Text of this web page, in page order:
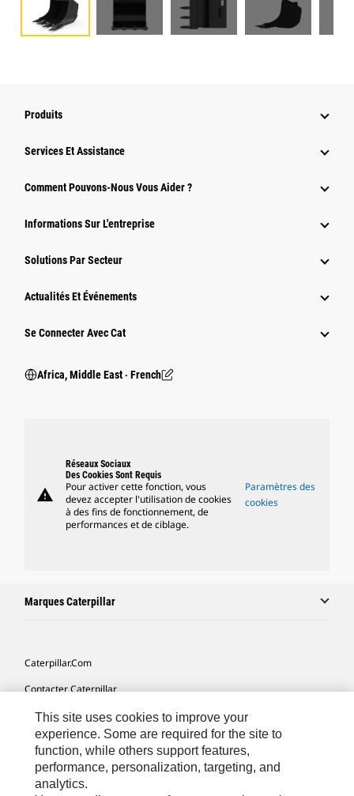
Produits
Services Et Assistance
Comment Pouvons-Nous Vous Aider ?
Informations Sur L'entreprise
Solutions Par Secteur
Actualités Et Événements
Se Connecter Avec Cat
Africa, Middle East ‧ French
warning
Réseaux Sociaux
Des Cookies Sont Requis
Pour activer cette fonction, vous
devez accepter l'utilisation de cookies
à des fins de fonctionnement, de
performances et de ciblage.
Paramètres des
cookies
Marques Caterpillar
Caterpillar.com
Contacter Caterpillar
Mes Préférences Marketing
Plan Du Site
Cookie Settings
Mentions Légales
This site uses cookies to improve your
experience. Some are required for the site to
function, while others support features,
performance, personalization, targeting, and
analytics.